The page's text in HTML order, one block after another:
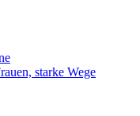
starke Wege